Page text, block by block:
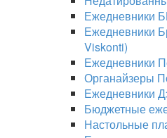
Ежедневники
Ежедневники
Viskonti)
Ежедневники
Органайзеры
Ежедневники
Бюджетные
Настольные